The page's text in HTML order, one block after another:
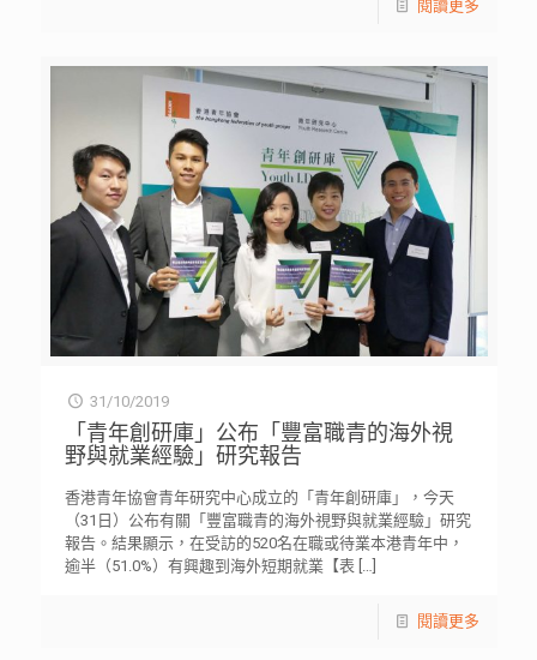
閱讀更多
31/10/2019
「青年創研庫」公布「豐富職青的海外視
野與就業經驗」研究報告
香港青年協會青年研究中心成立的「青年創研庫」，今天
（31日）公布有關「豐富職青的海外視野與就業經驗」研究
報告。結果顯示，在受訪的520名在職或待業本港青年中，
逾半（51.0%）有興趣到海外短期就業【表 […]
閱讀更多